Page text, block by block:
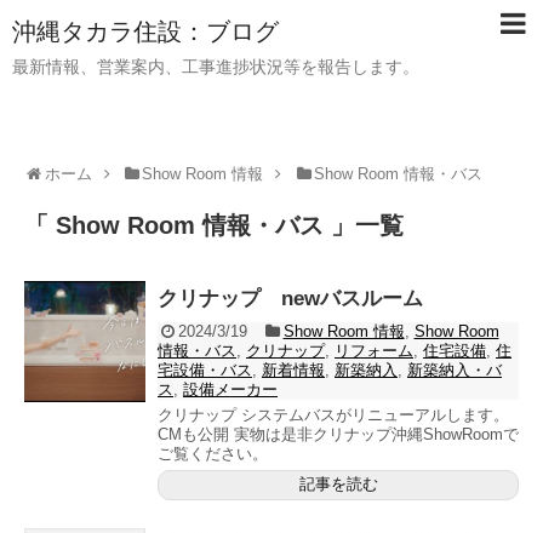
沖縄タカラ住設：ブログ
最新情報、営業案内、工事進捗状況等を報告します。
ホーム Show Room 情報 Show Room 情報・バス
「 Show Room 情報・バス 」一覧
クリナップ newバスルーム
2024/3/19 Show Room 情報, Show Room
情報・バス, クリナップ, リフォーム, 住宅設備, 住
宅設備・バス, 新着情報, 新築納入 , 新築納入・バ
ス, 設備メーカー
クリナップ システムバスがリニューアルします。
CMも公開 実物は是非クリナップ沖縄ShowRoomで
ご覧ください。
記事を読む